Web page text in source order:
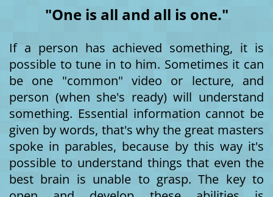
"One is all and all is one."
If a person has achieved something, it is
possible to tune in to him. Sometimes it can
be one "common" video or lecture, and
person (when she's ready) will understand
something. Essential information cannot be
given by words, that's why the great masters
spoke in parables, because by this way it's
possible to understand things that even the
best brain is unable to grasp. The key to